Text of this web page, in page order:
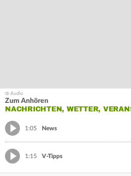
Zum Anhören
NACHRICHTEN, WETTER,
1:05 News
1:15 V-Tipps